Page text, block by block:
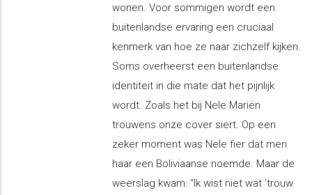
wonen. Voor sommigen wordt een
buitenlandse ervaring een cruciaal
kenmerk van hoe ze naar zichzelf kijken.
Soms overheerst een buitenlandse
identiteit in die mate dat het pijnlijk
wordt. Zoals het bij Nele Mariën
trouwens onze cover siert. Op een
zeker moment was Nele fier dat men
haar een Boliviaanse noemde. Maar de
weerslag kwam: “Ik wist niet wat ‘trouw